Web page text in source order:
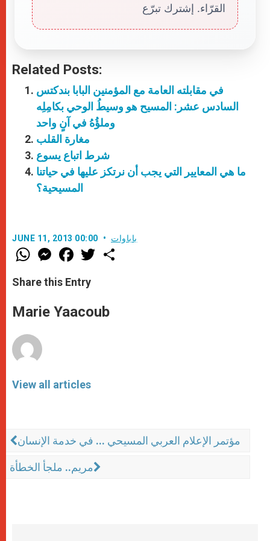
القرّاء. إشترك تبرّع
Related Posts:
في مقابلته العامة مع المؤمنين البابا بندكتس
السادس عشر: المسيح هو وسيطُ الوحي بكامِلِه
وملؤُهُ في آنٍ واحد
مغارة القلب
شرط اتباع يسوع
ما هي المعايير التي يجب أن نرتكز عليها في حياتنا
المسيحية؟
JUNE 11, 2013 00:00 باباوات
W
h
t
s
p
p
M
e
s
e
g
e
F
a
e
b
o
k
w
r
Share this Entry
Marie Yaacoub
View all articles
مؤتمر الإعلام العربي المسيحي ... في خدمة الإنسان
مريم.. ملجأ الخطأة